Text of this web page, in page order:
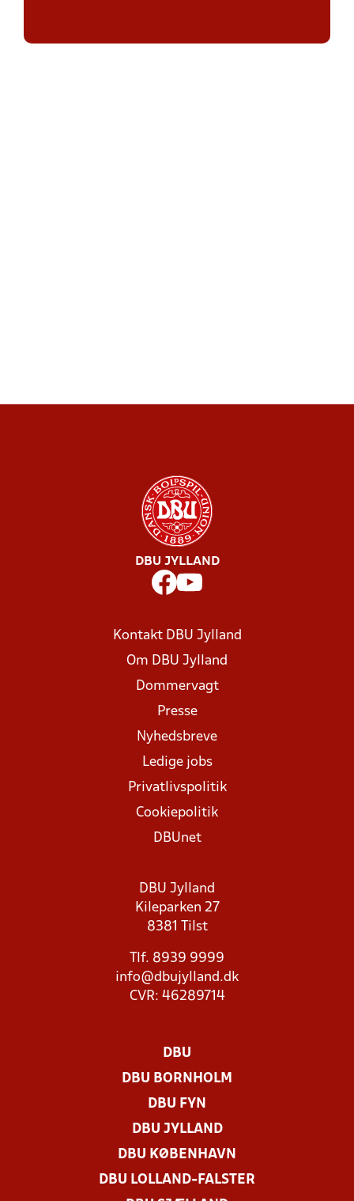
DBU JYLLAND
Kontakt DBU Jylland
Om DBU Jylland
Dommervagt
Presse
Nyhedsbreve
Ledige jobs
Privatlivspolitik
Cookiepolitik
DBUnet
DBU Jylland
Kileparken 27
8381 Tilst
Tlf. 8939 9999
info@dbujylland.dk
CVR: 46289714
DBU
DBU BORNHOLM
DBU FYN
DBU JYLLAND
DBU KØBENHAVN
DBU LOLLAND-FALSTER